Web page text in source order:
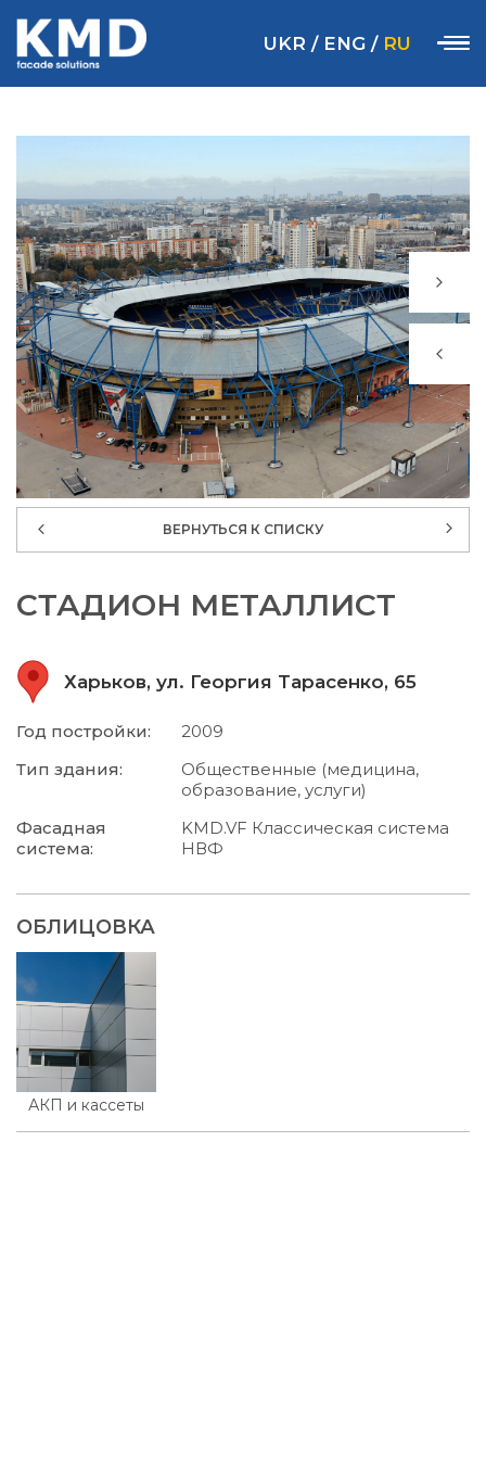
UKR / ENG / RU
ВЕРНУТЬСЯ К СПИСКУ
СТАДИОН МЕТАЛЛИСТ
Харьков, ул. Георгия Тарасенко, 65
Год постройки:
2009
Тип здания:
Общественные (медицина,
образование, услуги)
Фасадная
система:
KMD.VF Классическая система
НВФ
ОБЛИЦОВКА
АКП и кассеты